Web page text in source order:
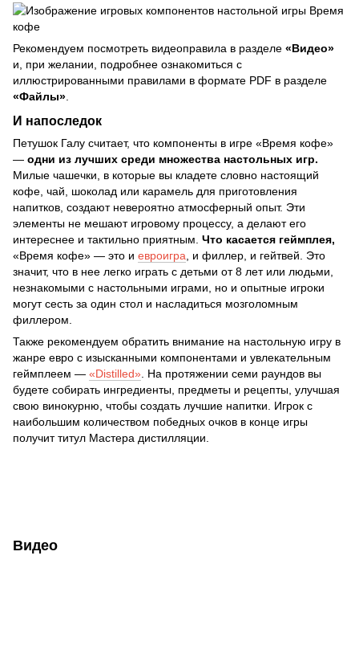
Рекомендуем посмотреть видеоправила в разделе «Видео»
и, при желании, подробнее ознакомиться с
иллюстрированными правилами в формате PDF в разделе
«Файлы»
И напоследок
Петушок Галу считает, что компоненты в игре «Время кофе»
— одни из лучших среди множества настольных игр.
Милые чашечки, в которые вы кладете словно настоящий
кофе, чай, шоколад или карамель для приготовления
напитков, создают невероятно атмосферный опыт. Эти
элементы не мешают игровому процессу, а делают его
интереснее и тактильно приятным. Что касается геймплея,
«Время кофе» — это и евроигра, и филлер, и гейтвей. Это
значит, что в нее легко играть с детьми от 8 лет или людьми,
незнакомыми с настольными играми, но и опытные игроки
могут сесть за один стол и насладиться мозголомным
филлером.
Также рекомендуем обратить внимание на настольную игру в
жанре евро с изысканными компонентами и увлекательным
геймплеем — «Distilled». На протяжении семи раундов вы
будете собирать ингредиенты, предметы и рецепты, улучшая
свою винокурню, чтобы создать лучшие напитки. Игрок с
наибольшим количеством победных очков в конце игры
получит титул Мастера дистилляции.
Видео